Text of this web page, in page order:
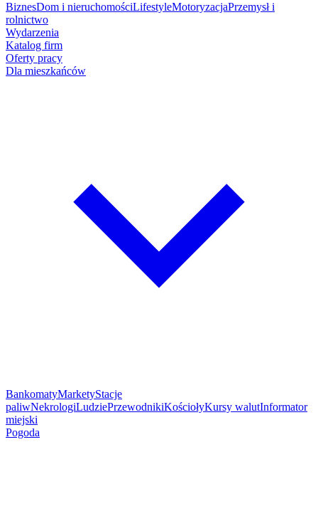
BiznesDom i nieruchomościLifestyleMotoryzacjaPrzemysł i
rolnictwo
Wydarzenia
Katalog firm
Oferty pracy
Dla mieszkańców
BankomatyMarketyStacje
paliwNekrologiLudziePrzewodnikiKościołyKursy walutInformator
miejski
Pogoda